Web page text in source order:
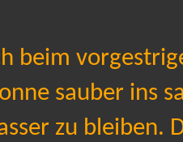
beim
sauber ins
zu bleiben.